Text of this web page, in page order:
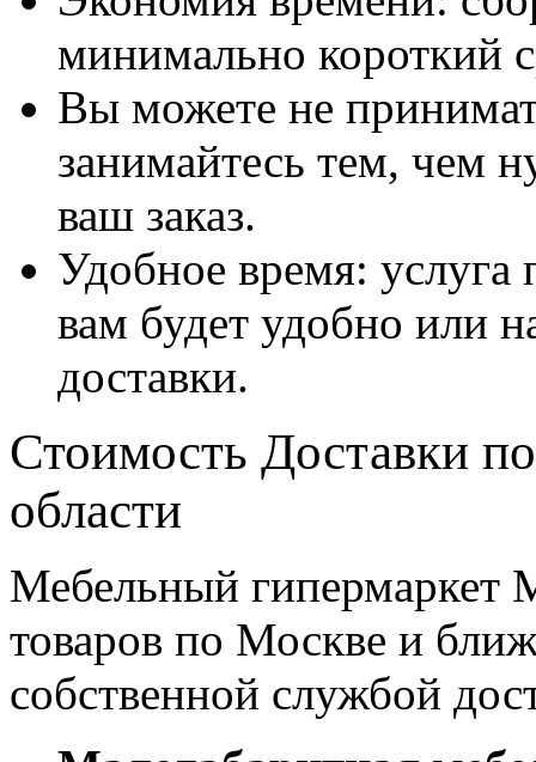
минимально короткий
Вы можете не
занимайтесь тем, чем
ваш заказ.
Удобное время: услуга
вам будет удобно или
доставки.
Стоимость Доставки
области
Мебельный гипермаркет
товаров по Москве и
собственной службой